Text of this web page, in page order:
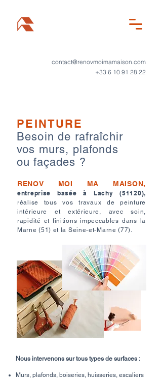
contact@renovmoimamaison.com
+33 6 10 91 28 22
PEINTURE
Besoin de rafraîchir
vos murs, plafonds
ou façades ?
RENOV MOI MA MAISON,
entreprise basée à Lachy (51120),
réalise tous vos travaux de peinture
intérieure et extérieure, avec soin,
rapidité et finitions impeccables dans la
Marne (51) et la Seine-et-Marne (77).
Nous intervenons sur tous types de surfaces :
Murs, plafonds, boiseries, huisseries, escaliers